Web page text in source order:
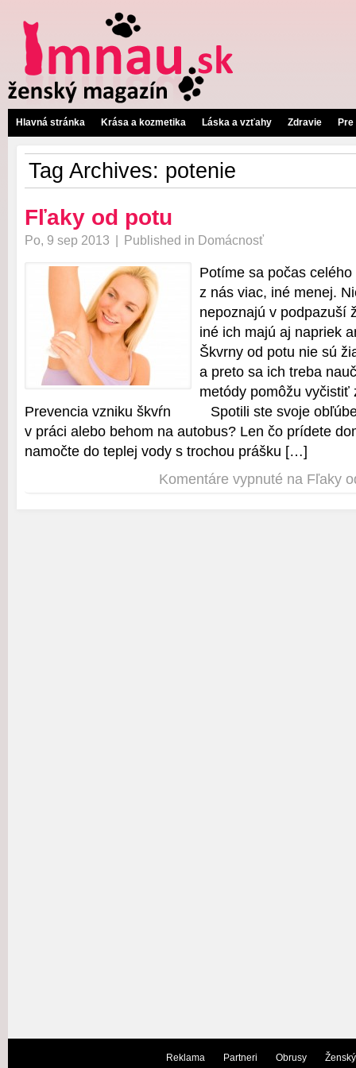
Hlavná stránka Krása a kozmetika Láska a vzťahy Zdravie
Tag Archives: potenie
Fľaky od potu
Po, 9 sep 2013 | Published in Domácnosť
Potíme sa počas
z nás viac, iné menej.
nepoznajú v podpazuší
iné ich majú aj napriek
Škvrny od potu nie sú
a preto sa ich treba
metódy pomôžu
Prevencia vzniku škvŕn Spotili ste svoje
v práci alebo behom na autobus? Len čo prídete
namočte do teplej vody s trochou prášku […]
Komentáre vypnuté na Fľaky
Reklama Partneri Obrusy